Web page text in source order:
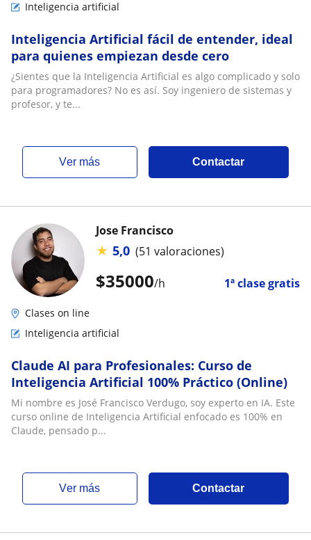
Inteligencia artificial
Inteligencia Artificial fácil de entender, ideal
para quienes empiezan desde cero
¿Sientes que la Inteligencia Artificial es algo complicado y solo
para programadores? No es así. Soy ingeniero de sistemas y
profesor, y te...
ver más Contactar
$35000/h 1ª clase gratis
Jose Francisco
★ 5,0 (51 valoraciones)
Clases on line
Inteligencia artificial
Claude AI para Profesionales: Curso de
Inteligencia Artificial 100% Práctico (Online)
Mi nombre es José Francisco Verdugo, soy experto en IA. Este
curso online de Inteligencia Artificial enfocado es 100% en
Claude, pensado p...
ver más Contactar